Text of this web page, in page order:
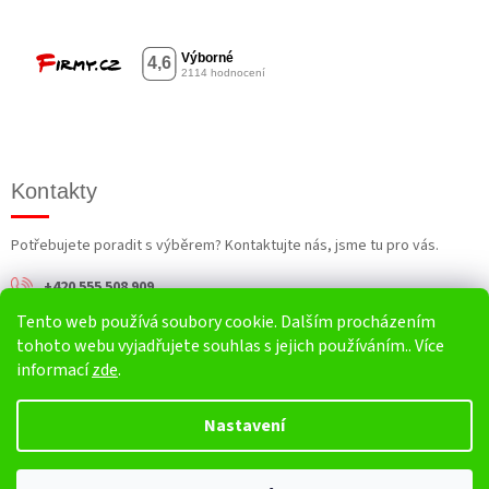
Tento web používá soubory cookie. Dalším procházením
tohoto webu vyjadřujete souhlas s jejich používáním.. Více
informacízde.
Nastavení
Kontakty
Potřebujete poradit s výběrem? Kontaktujte nás, jsme tu pro vás.
+420 555 508 909
info@harv.cz